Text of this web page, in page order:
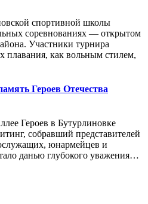
спортивной школы
соревнованиях — открытом
Участники турнира
плавания, как вольным стилем,
Героев Отечества
Героев в Бутурлиновке
собравший представителей
юнармейцев и
данью глубокого уважения…